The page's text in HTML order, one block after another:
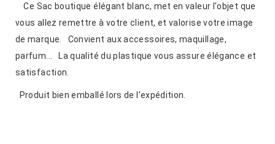
Ce Sac boutique élégant blanc, met en valeur l'objet que
vous allez remettre à votre client, et valorise votre image
de marque. Convient aux accessoires, maquillage,
parfum... La qualité du plastique vous assure élégance et
satisfaction.
Produit bien emballé lors de l'expédition.